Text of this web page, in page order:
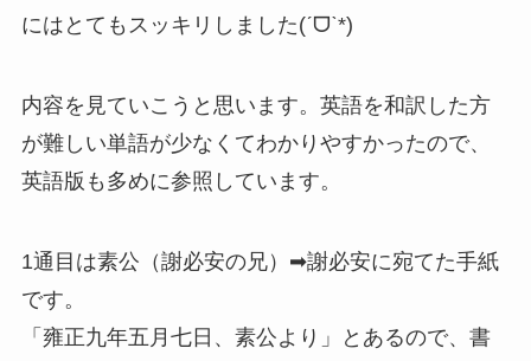
にはとてもスッキリしました(ˊᗜˋ*)
内容を見ていこうと思います。英語を和訳した方
が難しい単語が少なくてわかりやすかったので、
英語版も多めに参照しています。
1通目は素公（謝必安の兄）➡謝必安に宛てた手紙
です。
「雍正九年五月七日、素公より」とあるので、書